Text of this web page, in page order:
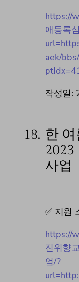
https://
애등록
aek/
작성일:
18. 한
2023
사업
✅ 지원
https://
진위향
업/?